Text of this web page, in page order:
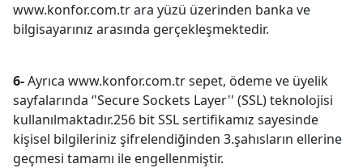
www.konfor.com.tr ara yüzü üzerinden banka ve
bilgisayarınız arasında gerçekleşmektedir.
6-Ayrıca www.konfor.com.tr sepet, ödeme ve üyelik
sayfalarında ‘'Secure Sockets Layer'' (SSL) teknolojisi
kullanılmaktadır.256 bit SSL sertifikamız sayesinde
kişisel bilgileriniz şifrelendiğinden 3.şahısların ellerine
geçmesi tamamı ile engellenmiştir.